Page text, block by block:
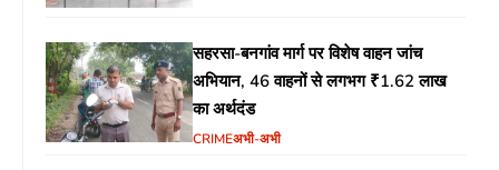
सहरसा-बनगांव मार्ग पर विशेष वाहन जांच
अभियान, 46 वाहनों से लगभग ₹1.62 लाख
का अर्थदंड
CRIMEअभी-अभी